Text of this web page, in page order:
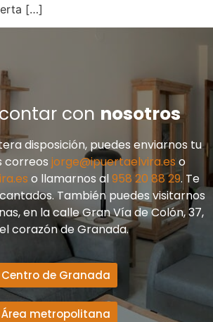
[…]
con nosotros
disposición, puedes enviarnos tu
correos jorge@ipuertaelvira.eso
o llamarnos al958 20 88 29. Te
También puedes visitarnos
en la calle Gran Vía de Colón, 37,
corazón de Granada.
Centro de Granada
Área metropolitana